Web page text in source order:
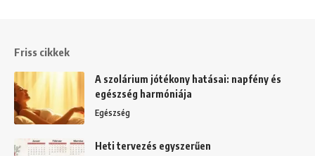
Friss cikkek
A szolárium jótékony hatásai: napfény és
egészség harmóniája
Egészség
Heti tervezés egyszerűen